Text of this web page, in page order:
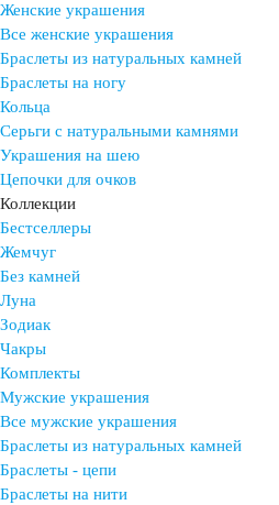
Женские украшения
Все женские украшения
Браслеты из натуральных камней
Браслеты на ногу
Кольца
Серьги с натуральными камнями
Украшения на шею
Цепочки для очков
Коллекции
Бестселлеры
Жемчуг
Без камней
Луна
Зодиак
Чакры
Комплекты
Мужские украшения
Все мужские украшения
Браслеты из натуральных камней
Браслеты - цепи
Браслеты на нити